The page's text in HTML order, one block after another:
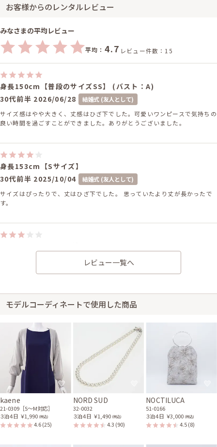
お客様からのレンタルレビュー
みなさまの平均レビュー
平均： 4.7 レビュー件数：15
身長150cm【普段のサイズSS】 (バスト：A)
30代前半 2026/06/28
結婚式 (友人として)
サイズ感はやや大きく、丈感はひざ下でした。可愛いワンピースで気持ちの
良い時間を過ごすことができました。ありがとうございました。
身長153cm【Sサイズ】
30代前半 2025/10/04
結婚式 (友人として)
サイズはぴったりで、丈はひざ下でした。 思っていたより丈が長かったで
す。
婚活
サイズはかなり大きく、丈はひざ下でした。 小柄な為丈がかなり長くドレ
ったが丈が長すぎるように感じました。
レビュー一覧へ
モデルコーディネートで使用した商品
kaene
21-0309［S〜M対応］
３泊４日 ￥1,990 (税込)
4.6(25)
NORD SUD
32-0032
３泊４日 ￥1,490 (税込)
4.3 (90)
NOCTILUCA
51-0166
３泊４日 ￥3,000 (税込)
4.5(8)